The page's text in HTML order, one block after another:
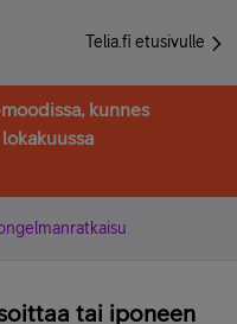
Telia.fi etusivulle
kunnes
tai iponeen